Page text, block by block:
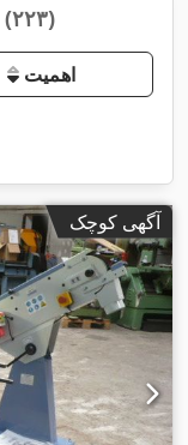
(۲۲۳)
اهمیت
آگهی کوچک